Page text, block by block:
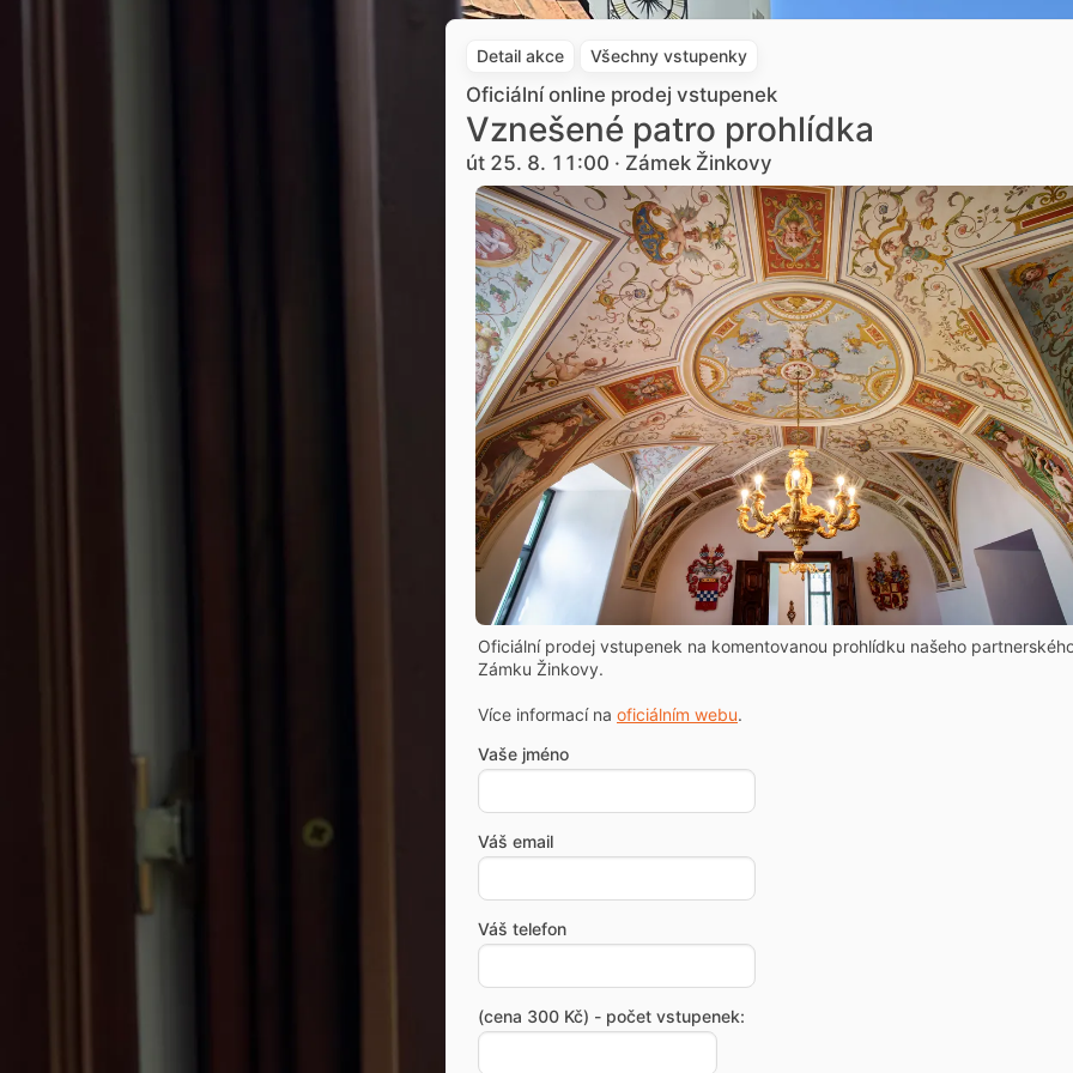
Detail akce Všechny vstupenky
Oficiální online prodej vstupenek
Vznešené patro prohlídka
út 25. 8. 11:00 · Zámek Žinkovy
Oficiální prodej vstupenek na komentovanou prohlídku našeho
Zámku Žinkovy.
Více informací na oficiálním webu.
Vaše jméno
Váš email
Váš telefon
(cena 300 Kč) - počet vstupenek: